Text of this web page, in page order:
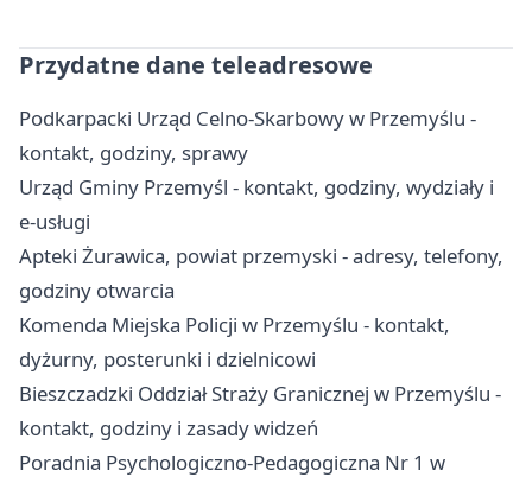
Przydatne dane teleadresowe
Podkarpacki Urząd Celno-Skarbowy w Przemyślu -
kontakt, godziny, sprawy
Urząd Gminy Przemyśl - kontakt, godziny, wydziały i
e-usługi
Apteki Żurawica, powiat przemyski - adresy, telefony,
godziny otwarcia
Komenda Miejska Policji w Przemyślu - kontakt,
dyżurny, posterunki i dzielnicowi
Bieszczadzki Oddział Straży Granicznej w Przemyślu -
kontakt, godziny i zasady widzeń
Poradnia Psychologiczno-Pedagogiczna Nr 1 w